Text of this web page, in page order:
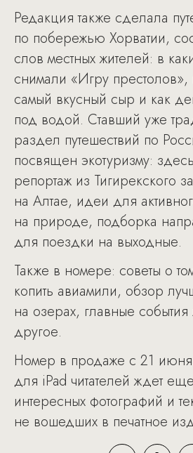
Редакция также сделала
по побережью Хорватии,
слов местных жителей: в
снимали «Игру престолов»,
самый вкусный сыр и как
под водой. Ставший уже
раздел путешествий по
посвящен экотуризму:
репортаж из Тигирекского
на Алтае, идеи для
на природе, подборка
для поездки на выходные.
Также в номере: советы о
копить авиамили, обзор
на озерах, главные
другое.
Номер в продаже с 21
для iPad читателей ждет
интересных фотографий и
не вошедших в печатное